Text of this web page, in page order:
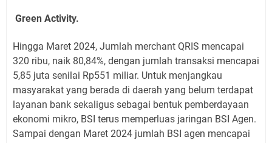
Green Activity.
Hingga Maret 2024, Jumlah merchant QRIS mencapai
320 ribu, naik 80,84%, dengan jumlah transaksi mencapai
5,85 juta senilai Rp551 miliar. Untuk menjangkau
masyarakat yang berada di daerah yang belum terdapat
layanan bank sekaligus sebagai bentuk pemberdayaan
ekonomi mikro, BSI terus memperluas jaringan BSI Agen.
Sampai dengan Maret 2024 jumlah BSI agen mencapai